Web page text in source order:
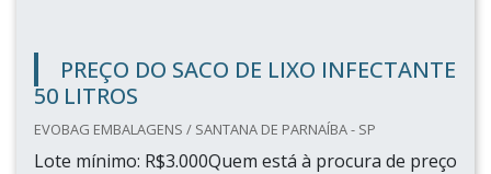
PREÇO DO SACO DE LIXO INFECTANTE
50 LITROS
EVOBAG EMBALAGENS / SANTANA DE PARNAÍBA - SP
Lote mínimo: R$3.000Quem está à procura de preço